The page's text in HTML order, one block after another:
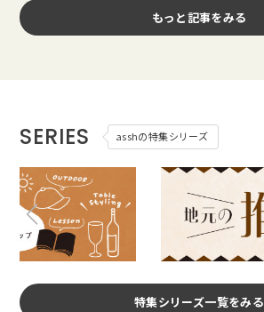
もっと記事をみる
SERIES asshの特集シリーズ
特集シリーズ一覧をみる